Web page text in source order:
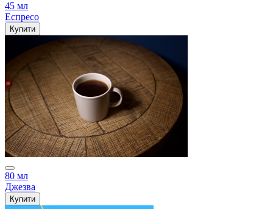
45 мл
Еспресо
Купити
80 мл
Джезва
Купити